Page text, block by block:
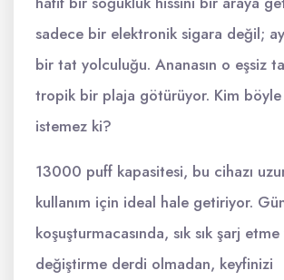
sadece bir elektronik sigara değil;
bir tat yolculuğu. Ananasın o eşsiz
tropik bir plaja götürüyor. Kim
istemez ki?
13000 puff kapasitesi, bu cihazı
kullanım için ideal hale getiriyor.
koşuşturmacasında, sık sık şarj
değiştirme derdi olmadan, keyfinizi